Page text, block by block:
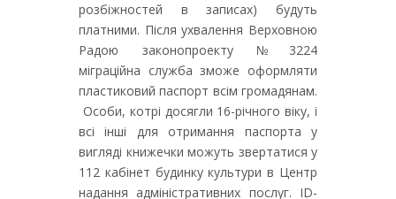
розбіжностей в записах) будуть
платними. Після ухвалення Верховною
Радою законопроекту №3224
міграційна служба зможе оформляти
пластиковий паспорт всім громадянам.
Особи, котрі досягли 16-річного віку, і
всі інші для отримання паспорта у
вигляді книжечки можуть звертатися у
112 кабінет будинку культури в Центр
надання адміністративних послуг. ID-